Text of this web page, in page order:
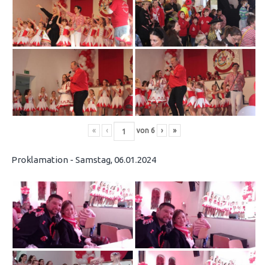
« ‹ von 6 › »
Proklamation - Samstag, 06.01.2024